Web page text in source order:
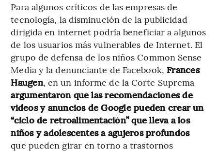
Para algunos críticos de las empresas de
tecnología, la disminución de la publicidad
dirigida en internet podría beneficiar a algunos
de los usuarios más vulnerables de Internet. El
grupo de defensa de los niños Common Sense
Media y la denunciante de Facebook, Frances
Haugen, en un informe de la Corte Suprema
argumentaron que las recomendaciones de
videos y anuncios de Google pueden crear un
“ciclo de retroalimentación” que lleva a los
niños y adolescentes a agujeros profundos
que pueden girar en torno a trastornos